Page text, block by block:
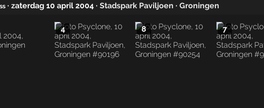
· zaterdag 10 april 2004 · Stadspark Paviljoen · Groningen
4 8 7